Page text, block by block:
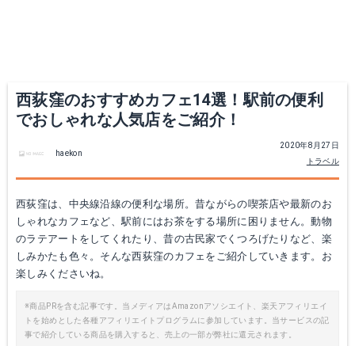
西荻窪のおすすめカフェ14選！駅前の便利
でおしゃれな人気店をご紹介！
2020年8月27日
トラベル
haekon
西荻窪は、中央線沿線の便利な場所。昔ながらの喫茶店や最新のお
しゃれなカフェなど、駅前にはお茶をする場所に困りません。動物
のラテアートをしてくれたり、昔の古民家でくつろげたりなど、楽
しみかたも色々。そんな西荻窪のカフェをご紹介していきます。お
楽しみくださいね。
※商品PRを含む記事です。当メディアはAmazonアソシエイト、楽天アフィリエイ
トを始めとした各種アフィリエイトプログラムに参加しています。当サービスの記
事で紹介している商品を購入すると、売上の一部が弊社に還元されます。